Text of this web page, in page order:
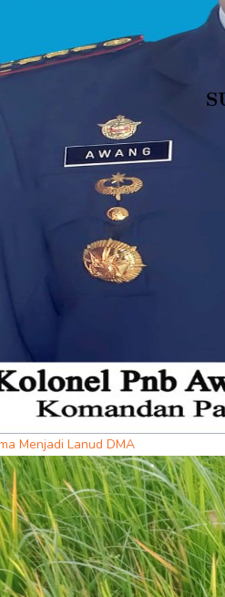
Menjadi Lanud DMA